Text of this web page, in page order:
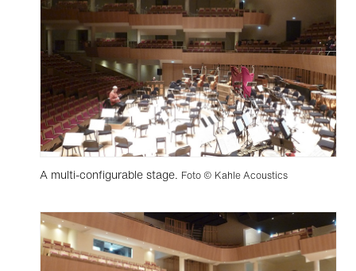
A multi-configurable stage. Foto © Kahle Acoustics